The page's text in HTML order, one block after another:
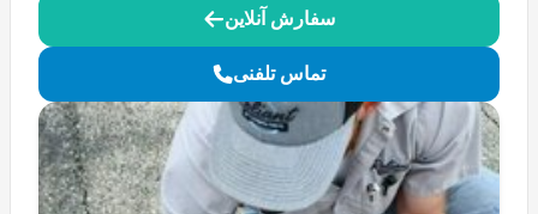
سفارش آنلاین
تماس تلفنی